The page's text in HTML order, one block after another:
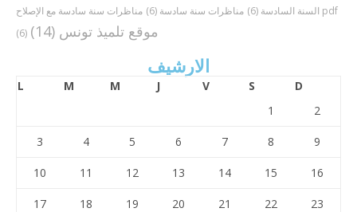
السنة السادسة (6) مناظرات سنة سادسة (6)
مناظرات سنة سادسة مع الإصلاح pdf
(6)
موقع تلميذ تونس (14)
الارشيف
L M M J V S
D
1
2
3 4 5 6 7 8 9
10 11 12 13 14 15 16
17 18 19 20 21 22 23